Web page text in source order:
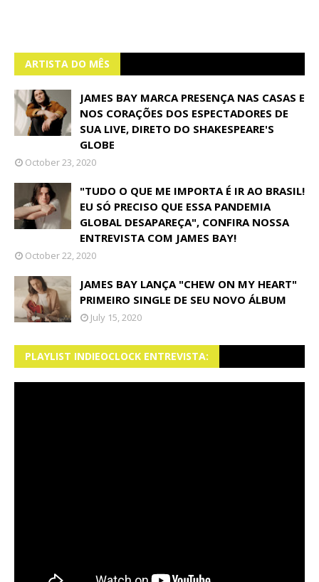
ARTISTA DO MÊS
JAMES BAY MARCA PRESENÇA NAS CASAS E
NOS CORAÇÕES DOS ESPECTADORES DE
SUA LIVE, DIRETO DO SHAKESPEARE'S
GLOBE
October 23, 2020
"TUDO O QUE ME IMPORTA É IR AO BRASIL!
EU SÓ PRECISO QUE ESSA PANDEMIA
GLOBAL DESAPAREÇA", CONFIRA NOSSA
ENTREVISTA COM JAMES BAY!
October 22, 2020
JAMES BAY LANÇA "CHEW ON MY HEART"
PRIMEIRO SINGLE DE SEU NOVO ÁLBUM
July 15, 2020
PLAYLIST INDIEOCLOCK ENTREVISTA: